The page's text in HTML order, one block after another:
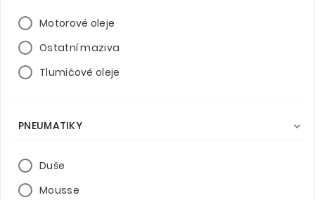
Motorové oleje
Ostatní maziva
Tlumičové oleje
PNEUMATIKY 
Duše
Mousse